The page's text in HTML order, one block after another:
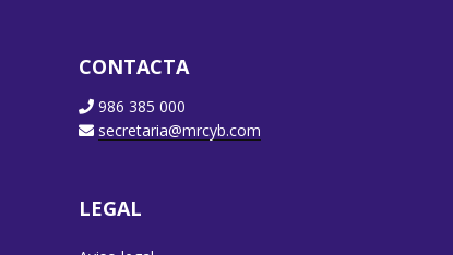
CONTACTA
986 385 000
secretaria@mrcyb.com
LEGAL